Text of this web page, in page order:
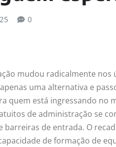
0
mudou radicalmente
uma alternativa e
quem está ingressando no
de administração se
barreiras de entrada. O
de formação de